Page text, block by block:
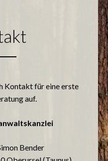
Kontakt für eine erste
auf.
Bender